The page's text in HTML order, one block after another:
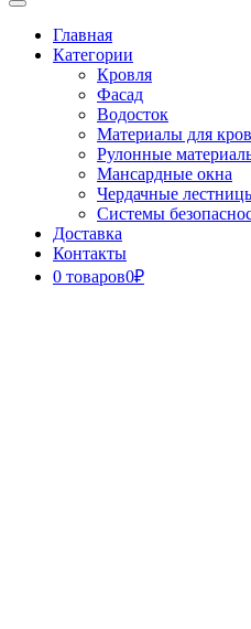
Open
ButtonГлавная
Категории
Кровля
Фасад
Водосток
Материалы для
Рулонные
Мансардные окна
Чердачные
Системы
Доставка
Контакты
0 товаров0₽